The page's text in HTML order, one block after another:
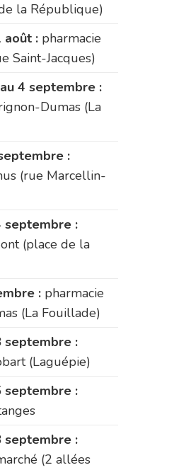
la République)
août : pharmacie
Saint-Jacques)
4 septembre :
Dumas (La
:
(rue Marcellin-
septembre :
(place de la
: pharmacie
(La Fouillade)
septembre :
(Laguépie)
septembre :
septembre :
(2 allées